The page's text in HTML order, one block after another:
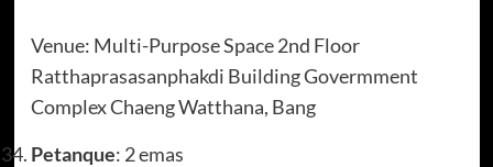
Venue: Multi-Purpose Space 2nd Floor
Ratthaprasasanphakdi Building Govermment
Complex Chaeng Watthana, Bang
Petanque: 2 emas